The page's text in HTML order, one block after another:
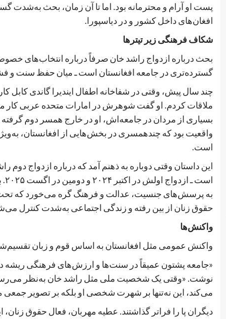
پست او آرام و محترمانه بود. اما تا آن زمان، بحث به‌شدت
افغان‌های داخل کشور و در دیاسپورا.
شکاف فرهنگی زیر تیترها
بحث درباره ازدواج راشد خان صرفاً درباره انتخاب‌های
گسترده‌تری در جامعه افغانستان است ـ میان حفظ سنت و
چند سال پیش، وقتی در شفاخانه اطفال ایندیرا گاندی کابل
ملاقات کردم. او گفت شوهرش در امارات متحده عربی کار
بسیاری از مردان در جامعه‌اش، او در خارج همسر دوم گرفته
واقعیت بود که چندهمسری در بخش‌هایی از افغانستان،
است.
این داستان وقتی دوباره به ذهنم آمد که درباره ازدواج دوم
به پرسش‌های جنسیت، عدالت و فرهنگ گره می‌خورد که
حقوق زنان از بین رفته و زندگی اجتماعی به‌شدت کنترل
واکنش‌ها
واکنش عمومی مثل افغانستان به اساس قوم و زبان
«جامعه پشتون عمیقاً در سنت‌ها و ارزش‌های فرهنگی ریشه
نوشت. «وقتی یک شخصیت ملی مثل راشد خان به‌نظر می‌رسد
می‌کند، این نه‌تنها بر شهرت شخصی او بلکه بر تصویر جمعی
دیگران پا را فراتر گذاشتند. عطیه مهربان، فعال حقوق زنان،